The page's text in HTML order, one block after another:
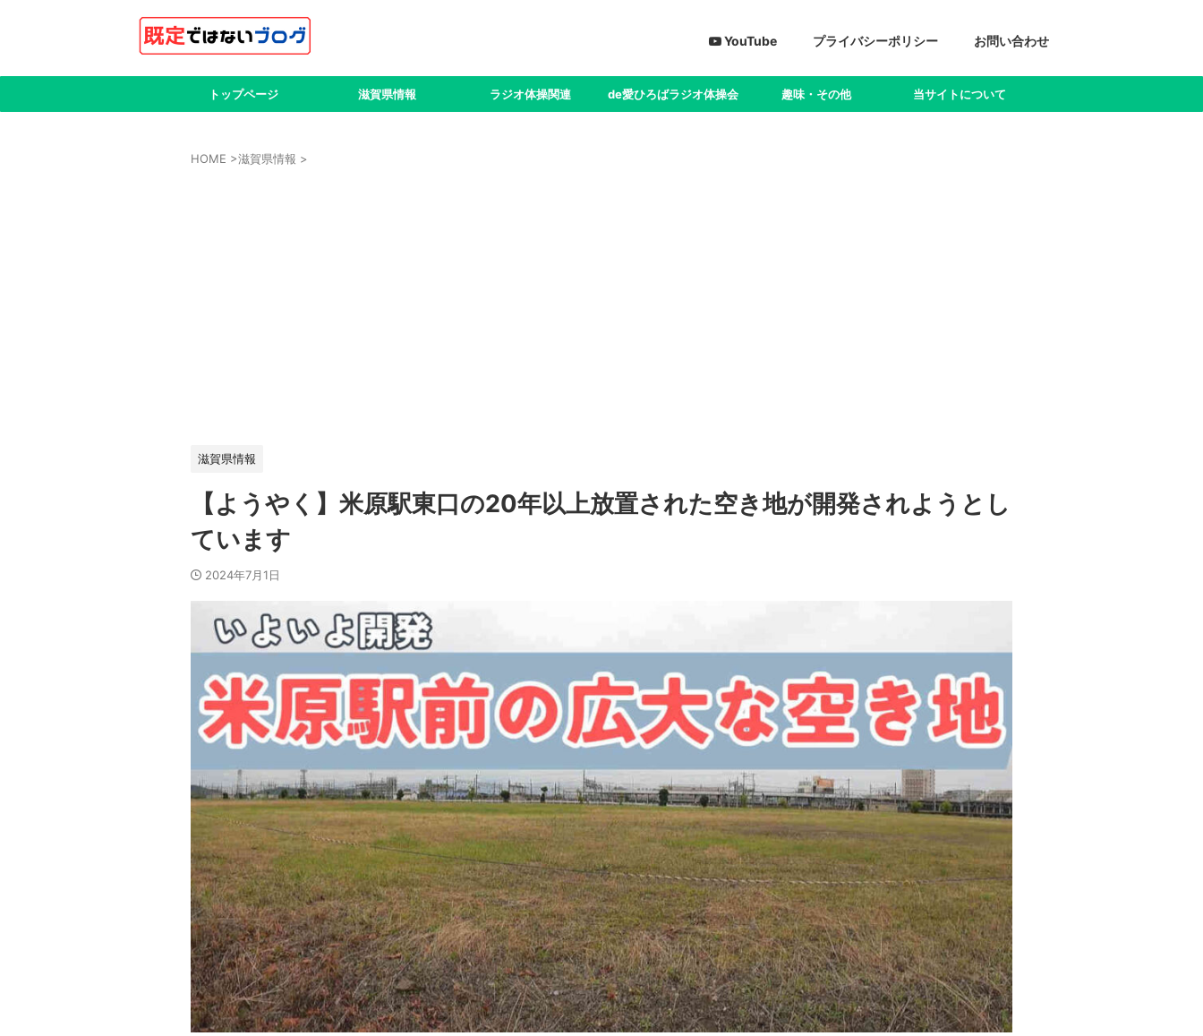
YouTube プライバシーポリシー お問い合わせ
トップページ 滋賀県情報 ラジオ体操関連 de愛ひろばラジオ体操会 趣味・その他 当サイトについて
HOME >滋賀県情報 >
滋賀県情報
【ようやく】米原駅東口の20年以上放置された空き地が開発されようとし
ています
2024年7月1日